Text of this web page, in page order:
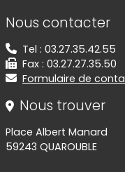
Informations
Nous contacter
Tel : 03.27.35.42.55
Fax : 03.27.27.35.50
Formulaire de
Nous trouver
Place Albert Manard
59243 QUAROUBLE